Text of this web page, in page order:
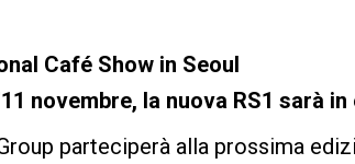
Café Show in Seoul
novembre, la nuova RS1 sarà
parteciperà alla prossima